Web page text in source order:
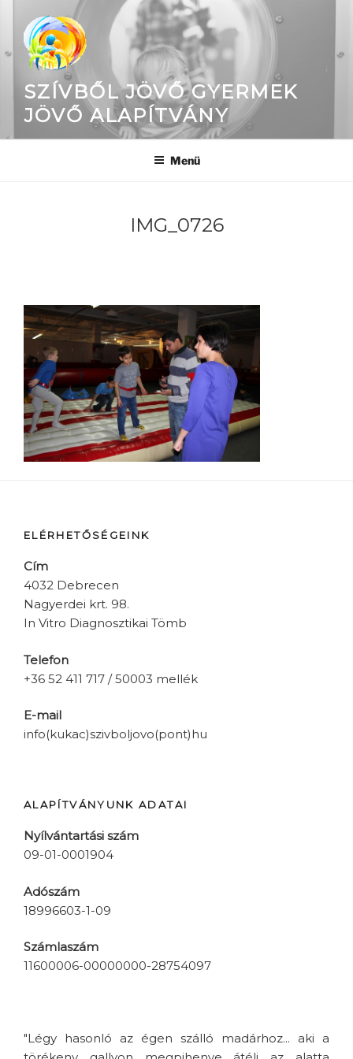
SZÍVBŐL JÖVŐ GYERMEK
JÖVŐ ALAPÍTVÁNY
Menü
IMG_0726
ELÉRHETŐSÉGEINK
Cím
4032 Debrecen
Nagyerdei krt. 98.
In Vitro Diagnosztikai Tömb
Telefon
+36 52 411 717 / 50003 mellék
E-mail
info(kukac)szivboljovo(pont)hu
ALAPÍTVÁNYUNK ADATAI
Nyílvántartási szám
09-01-0001904
Adószám
18996603-1-09
Számlaszám
11600006-00000000-28754097
"Légy hasonló az égen szálló madárhoz... aki a